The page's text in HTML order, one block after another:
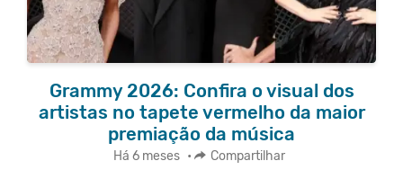
Grammy 2026: Confira o visual dos
artistas no tapete vermelho da maior
premiação da música
Há 6 meses • Compartilhar